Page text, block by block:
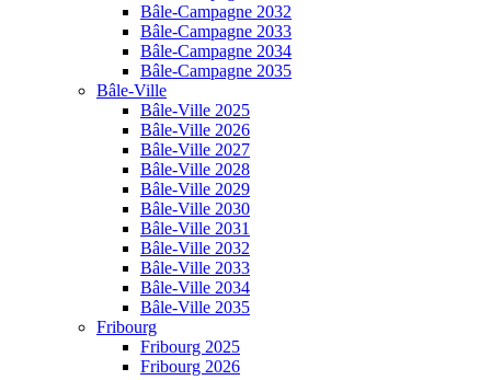
Bâle-Campagne 2032
Bâle-Campagne 2033
Bâle-Campagne 2034
Bâle-Campagne 2035
Bâle-Ville
Bâle-Ville 2025
Bâle-Ville 2026
Bâle-Ville 2027
Bâle-Ville 2028
Bâle-Ville 2029
Bâle-Ville 2030
Bâle-Ville 2031
Bâle-Ville 2032
Bâle-Ville 2033
Bâle-Ville 2034
Bâle-Ville 2035
Fribourg
Fribourg 2025
Fribourg 2026